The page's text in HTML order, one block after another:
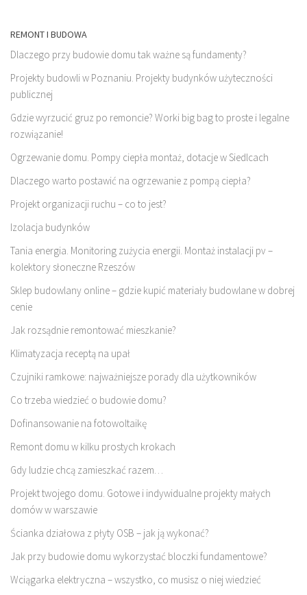
REMONT I BUDOWA
Dlaczego przy budowie domu tak ważne są fundamenty?
Projekty budowli w Poznaniu. Projekty budynków użyteczności
publicznej
Gdzie wyrzucić gruz po remoncie? Worki big bag to proste i legalne
rozwiązanie!
Ogrzewanie domu. Pompy ciepła montaż, dotacje w Siedlcach
Dlaczego warto postawić na ogrzewanie z pompą ciepła?
Projekt organizacji ruchu – co to jest?
Izolacja budynków
Tania energia. Monitoring zużycia energii. Montaż instalacji pv –
kolektory słoneczne Rzeszów
Sklep budowlany online – gdzie kupić materiały budowlane w dobrej
cenie
Jak rozsądnie remontować mieszkanie?
Klimatyzacja receptą na upał
Czujniki ramkowe: najważniejsze porady dla użytkowników
Co trzeba wiedzieć o budowie domu?
Dofinansowanie na fotowoltaikę
Remont domu w kilku prostych krokach
Gdy ludzie chcą zamieszkać razem…
Projekt twojego domu. Gotowe i indywidualne projekty małych
domów w warszawie
Ścianka działowa z płyty OSB – jak ją wykonać?
Jak przy budowie domu wykorzystać bloczki fundamentowe?
Wciągarka elektryczna – wszystko, co musisz o niej wiedzieć